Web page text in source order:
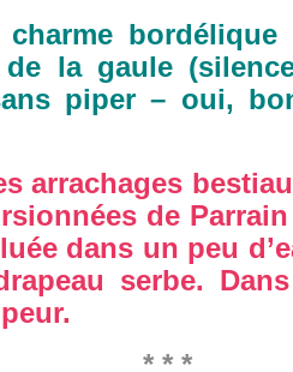
bordélique
de la gaule
piper – oui,
ar­rachages
de
dans un peu
serbe.
* * *